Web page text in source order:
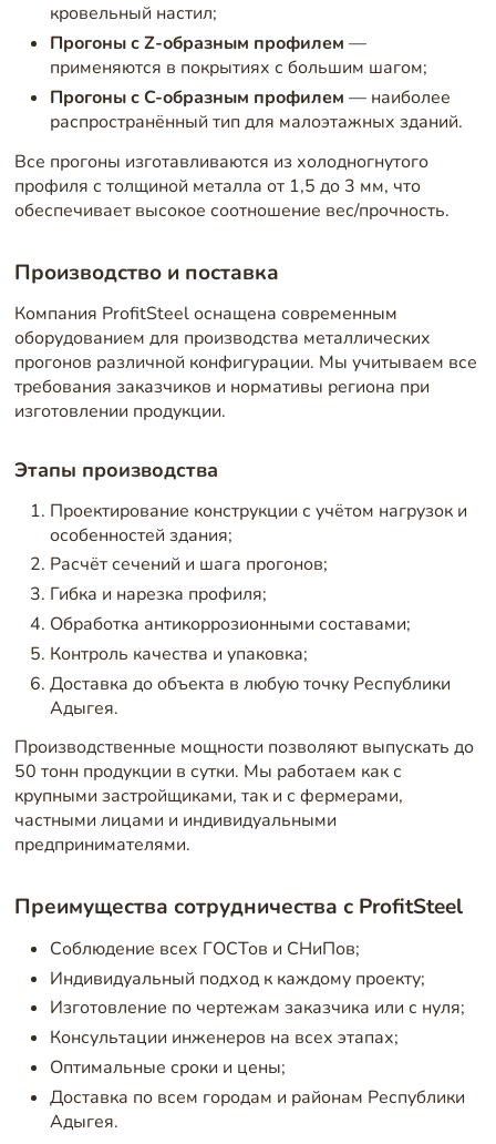
кровельный настил;
Прогоны с Z-образным профилем —
применяются в покрытиях с большим шагом;
Прогоны с C-образным профилем — наиболее
распространённый тип для малоэтажных зданий.
Все прогоны изготавливаются из холодногнутого
профиля с толщиной металла от 1,5 до 3 мм, что
обеспечивает высокое соотношение вес/прочность.
Производство и поставка
Компания ProfitSteel оснащена современным
оборудованием для производства металлических
прогонов различной конфигурации. Мы учитываем все
требования заказчиков и нормативы региона при
изготовлении продукции.
Этапы производства
Проектирование конструкции с учётом нагрузок и
особенностей здания;
Расчёт сечений и шага прогонов;
Гибка и нарезка профиля;
Обработка антикоррозионными составами;
Контроль качества и упаковка;
Доставка до объекта в любую точку Республики
Адыгея.
Производственные мощности позволяют выпускать до
50 тонн продукции в сутки. Мы работаем как с
крупными застройщиками, так и с фермерами,
частными лицами и индивидуальными
предпринимателями.
Преимущества сотрудничества с ProfitSteel
Соблюдение всех ГОСТов и СНиПов;
Индивидуальный подход к каждому проекту;
Изготовление по чертежам заказчика или с нуля;
Консультации инженеров на всех этапах;
Оптимальные сроки и цены;
Доставка по всем городам и районам Республики
Адыгея.